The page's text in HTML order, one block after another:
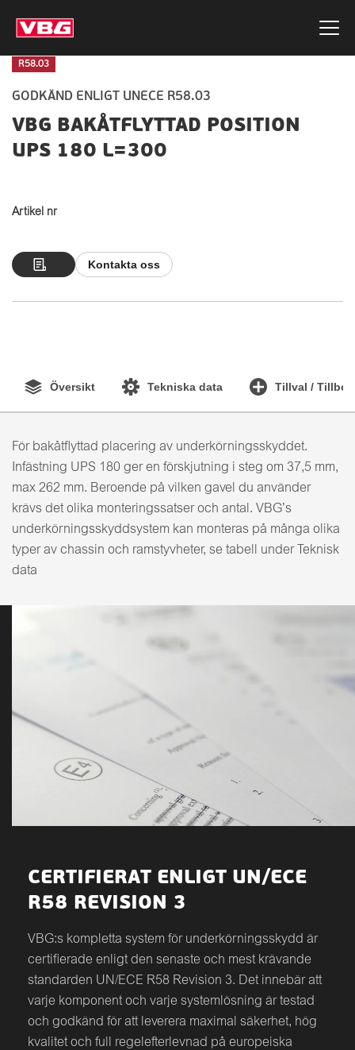
R58.03
GODKÄND ENLIGT UNECE R58.03
VBG BAKÅTFLYTTAD POSITION
UPS 180 L=300
Artikel nr
Kontakta oss
Översikt Tekniska data Tillval /
För bakåtflyttad placering av underkörningsskyddet.
Infästning UPS 180 ger en förskjutning i steg om 37,5 mm,
max 262 mm. Beroende på vilken gavel du använder
krävs det olika monteringssatser och antal. VBG’s
underkörningsskyddsystem kan monteras på många olika
typer av chassin och ramstyvheter, se tabell under Teknisk
data
CERTIFIERAT ENLIGT UN/ECE
R58 REVISION 3
VBG:s kompletta system för underkörningsskydd är
certifierade enligt den senaste och mest krävande
standarden UN/ECE R58 Revision 3. Det innebär att
varje komponent och varje systemlösning är testad
och godkänd för att leverera maximal säkerhet, hög
kvalitet och full regelefterlevnad på europeiska